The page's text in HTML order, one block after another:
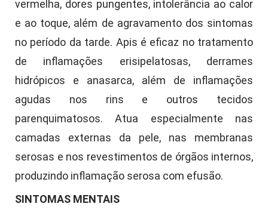
vermelha, dores pungentes, intolerância ao calor
e ao toque, além de agravamento dos sintomas
no período da tarde. Apis é eficaz no tratamento
de inflamações erisipelatosas, derrames
hidrópicos e anasarca, além de inflamações
agudas nos rins e outros tecidos
parenquimatosos. Atua especialmente nas
camadas externas da pele, nas membranas
serosas e nos revestimentos de órgãos internos,
produzindo inflamação serosa com efusão.
SINTOMAS MENTAIS